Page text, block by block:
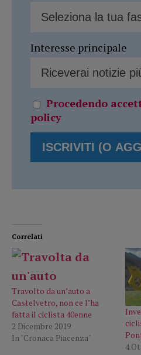
Interesse principale
Procedendo
policy
Correlati
Travolto da un’auto a
Castelvetro, non ce l’ha
fatta il ciclista 40enne
2 Dicembre 2019
In "Cronaca Piacenza"
4